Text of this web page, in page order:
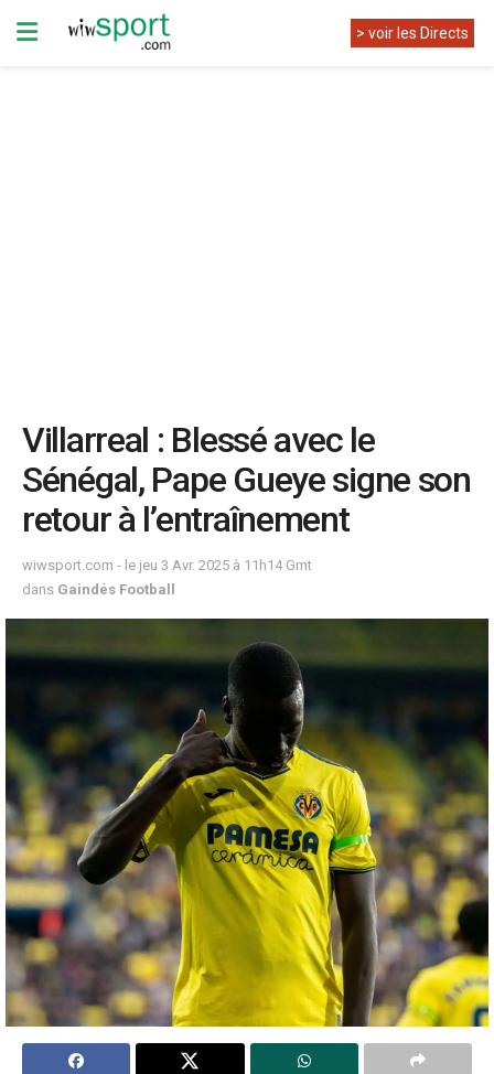
> voir les Directs
Villarreal : Blessé avec le
Sénégal, Pape Gueye signe son
retour à l’entraînement
wiwsport.com - le jeu 3 Avr. 2025 à 11h14 Gmt
dans Gaindés Football